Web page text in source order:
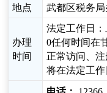
地点
武都区税务
办理
时间
法定工作日：
0任何时间在
正常访问、
将在法定工